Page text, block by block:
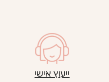
ייעוץ אישי